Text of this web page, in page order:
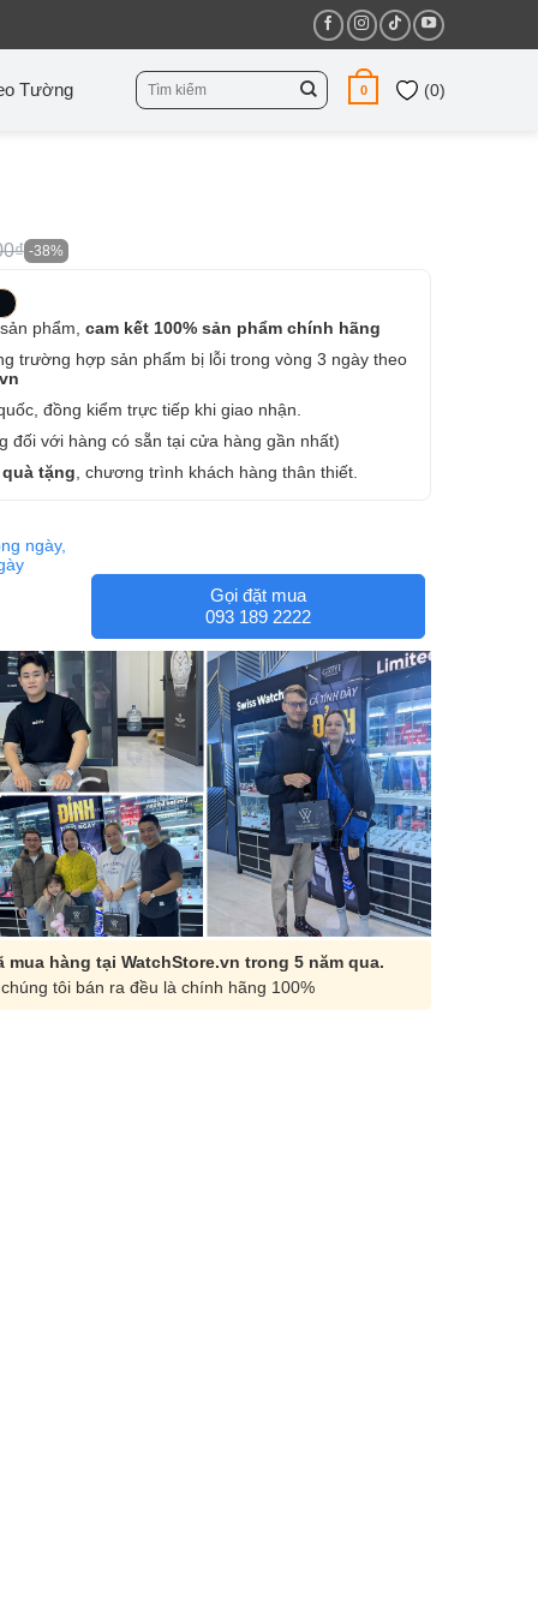
Tường
Tìm
kiếm:
0 (0)
-38%
phẩm, cam kết 100% sản phẩm chính hãng
trường hợp sản phẩm bị lỗi trong vòng 3 ngày theo
đồng kiểm trực tiếp khi giao nhận.
đối với hàng có sẵn tại cửa hàng gần nhất)
tặng , chương trình khách hàng thân thiết.
ngày,
Gọi đặt mua
093 189 2222
mua hàng tại WatchStore.vn trong 5 năm qua.
tôi bán ra đều là chính hãng 100%